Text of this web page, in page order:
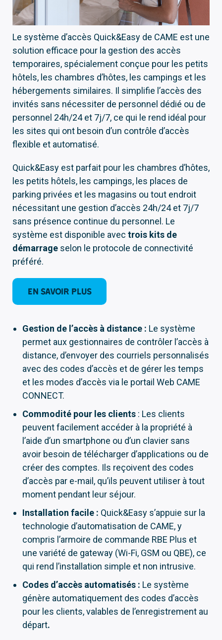
Le système d’accès Quick&Easy de CAME est une
solution efficace pour la gestion des accès
temporaires, spécialement conçue pour les petits
hôtels, les chambres d’hôtes, les campings et les
hébergements similaires. Il simplifie l’accès des
invités sans nécessiter de personnel dédié ou de
personnel 24h/24 et 7j/7, ce qui le rend idéal pour
les sites qui ont besoin d’un contrôle d’accès
flexible et automatisé.
Quick&Easy est parfait pour les chambres d’hôtes,
les petits hôtels, les campings, les places de
parking privées et les magasins ou tout endroit
nécessitant une gestion d’accès 24h/24 et 7j/7
sans présence continue du personnel. Le
système est disponible avec trois kits de
démarrage selon le protocole de connectivité
préféré.
En savoir plus
Gestion de l’accès à distance : Le système
permet aux gestionnaires de contrôler l’accès à
distance, d’envoyer des courriels personnalisés
avec des codes d’accès et de gérer les temps
et les modes d’accès via le portail Web CAME
CONNECT.
Commodité pour les clients : Les clients
peuvent facilement accéder à la propriété à
l’aide d’un smartphone ou d’un clavier sans
avoir besoin de télécharger d’applications ou de
créer des comptes. Ils reçoivent des codes
d’accès par e-mail, qu’ils peuvent utiliser à tout
moment pendant leur séjour.
Installation facile : Quick&Easy s’appuie sur la
technologie d’automatisation de CAME, y
compris l’armoire de commande RBE Plus et
une variété de gateway (Wi-Fi, GSM ou QBE), ce
qui rend l’installation simple et non intrusive.
Codes d’accès automatisés : Le système
génère automatiquement des codes d’accès
pour les clients, valables de l’enregistrement au
départ.